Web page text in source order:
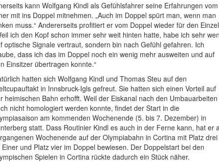
kann Wolfgang Kindl als Gefühlsfahrer seine Erfahrungen vom
mit ins Doppel mitnehmen. „Auch im Doppel spürt man, wenn man
muss.“ Andererseits profitiert er vom Doppel wieder für den
ich den Kopf schon immer sehr weit hinten hatte, habe ich sehr
optische Signale vertraut, sondern bin nach Gefühl gefahren. Ich
dass ich das im Doppel noch ein wenig mehr ausweiten und auf
Einsitzer übertragen konnte.“
hatten sich Wolfgang Kindl und Thomas Steu auf den
in Innsbruck-Igls gefreut. Sie hatten sich einen Vorteil auf
heimischen Bahn erhofft. Weil der Eiskanal nach den Umbauarbeiten
nicht homologiert werden konnte, findet der Start in die
am kommenden Wochenende (5. bis 7. Dezember) in
statt. Dass Routinier Kindl es auch in der Ferne kann, hat er
Wochenende auf der Olympiabahn in Cortina mit Platz drei
Einer und Platz vier im Doppel bewiesen. Der Doppelstart bei den
Spielen in Cortina rückte dadurch ein Stück näher.